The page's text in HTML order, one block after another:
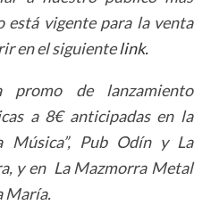
está vigente para la venta
en el siguientelink.
promo de lanzamiento
a 8€ anticipadas en la
Música”, Pub Odín y La
y en La Mazmorra Metal
María.